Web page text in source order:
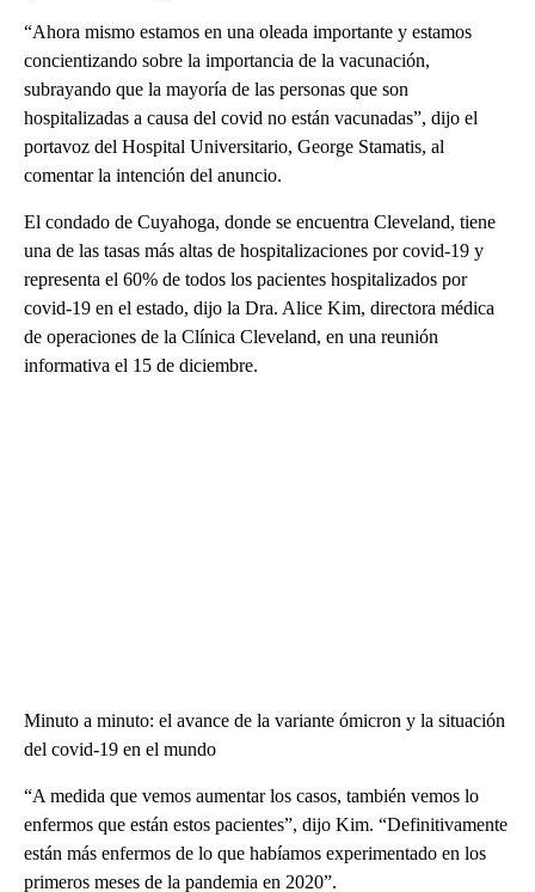
“Ahora mismo estamos en una oleada importante y estamos
concientizando sobre la importancia de la vacunación,
subrayando que la mayoría de las personas que son
hospitalizadas a causa del covid no están vacunadas”, dijo el
portavoz del Hospital Universitario, George Stamatis, al
comentar la intención del anuncio.
El condado de Cuyahoga, donde se encuentra Cleveland, tiene
una de las tasas más altas de hospitalizaciones por covid-19 y
representa el 60% de todos los pacientes hospitalizados por
covid-19 en el estado, dijo la Dra. Alice Kim, directora médica
de operaciones de la Clínica Cleveland, en una reunión
informativa el 15 de diciembre.
Minuto a minuto: el avance de la variante ómicron y la situación
del covid-19 en el mundo
“A medida que vemos aumentar los casos, también vemos lo
enfermos que están estos pacientes”, dijo Kim. “Definitivamente
están más enfermos de lo que habíamos experimentado en los
primeros meses de la pandemia en 2020”.